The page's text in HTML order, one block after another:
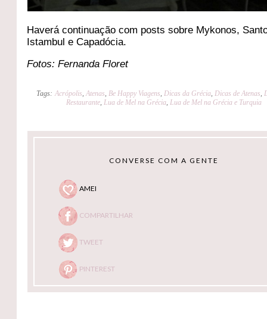
Haverá continuação com posts sobre Mykonos,
Istambul e Capadócia.
Fotos: Fernanda Floret
Tags: Acrópolis,Atenas,Be Happy Viagens,Dicas da Grécia,Dicas de Atenas,
Restaurante, Lua de Mel na Grécia, Lua de Mel na Grécia e Turquia
CONVERSE COM A GENTE
AMEI
COMPARTILHAR
TWEET
PINTEREST